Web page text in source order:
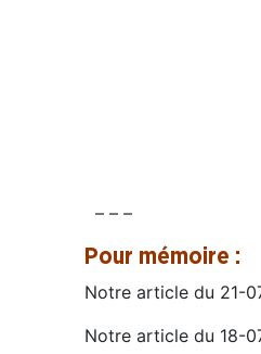
– – –
Pour mémoire :
Notre article du 21-
Notre article du 18-